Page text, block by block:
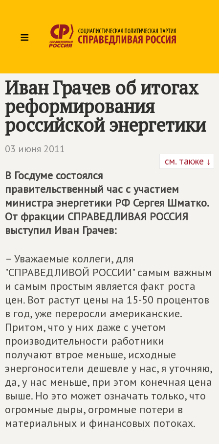
≡
Иван Грачев об итогах
реформирования
российской энергетики
03 июня 2011
см. также ↓
В Госдуме состоялся
правительственный час с участием
министра энергетики РФ Сергея Шматко.
От фракции СПРАВЕДЛИВАЯ РОССИЯ
выступил Иван Грачев:
– Уважаемые коллеги, для
"СПРАВЕДЛИВОЙ РОССИИ" самым важным
и самым простым является факт роста
цен. Вот растут цены на 15-50 процентов
в год, уже переросли американские.
Притом, что у них даже с учетом
производительности работники
получают втрое меньше, исходные
энергоносители дешевле у нас, я уточняю,
да, у нас меньше, при этом конечная цена
выше. Но это может означать только, что
огромные дыры, огромные потери в
материальных и финансовых потоках.